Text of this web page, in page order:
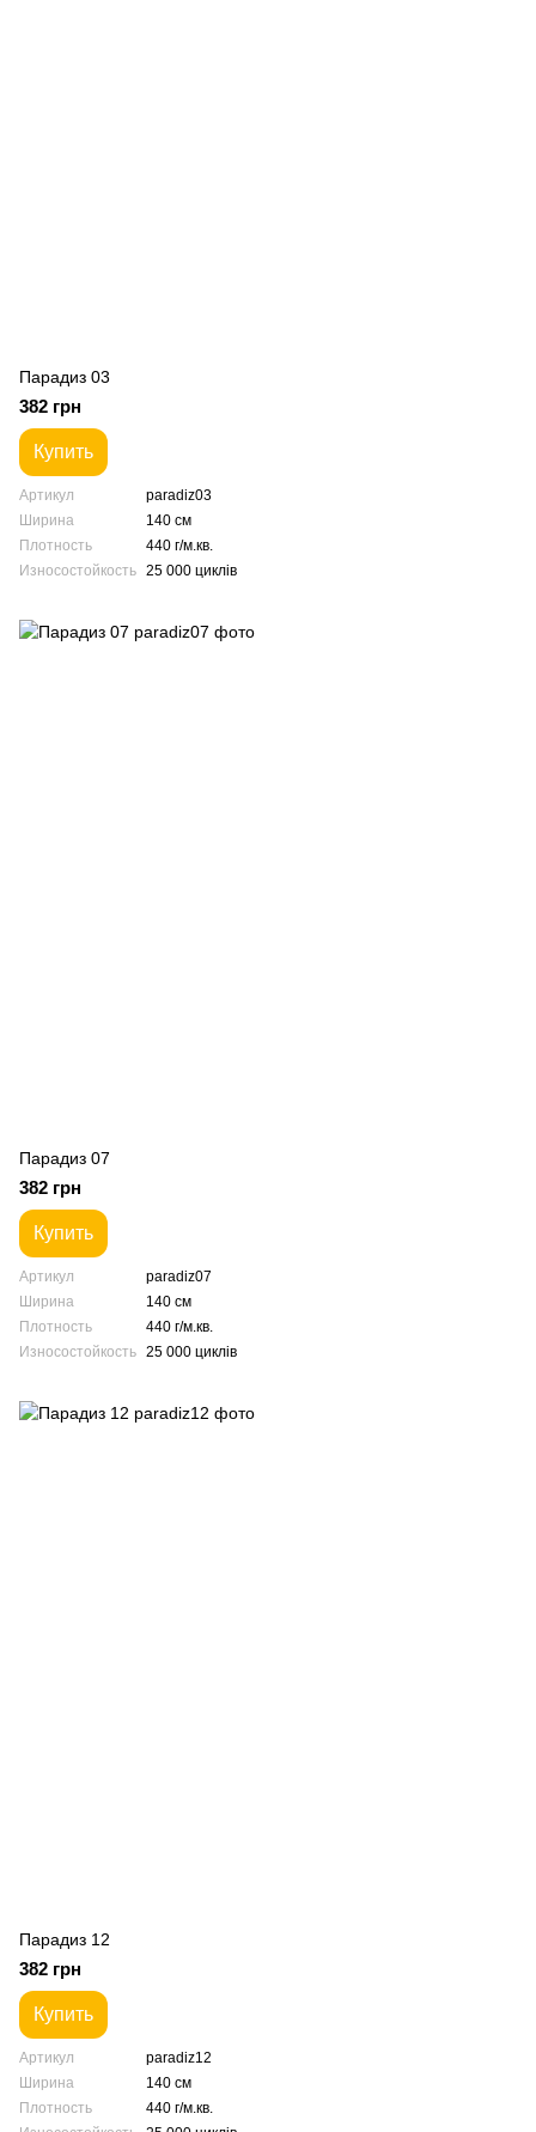
Парадиз 03
382 грн
Купить
Артикул
paradiz03
Ширина
140 см
Плотность
440 г/м.кв.
Износостойкость 25 000 циклів
Парадиз 07
382 грн
Купить
Артикул
paradiz07
Ширина
140 см
Плотность
440 г/м.кв.
Износостойкость 25 000 циклів
Парадиз 12
382 грн
Купить
Артикул
paradiz12
Ширина
140 см
Плотность
440 г/м.кв.